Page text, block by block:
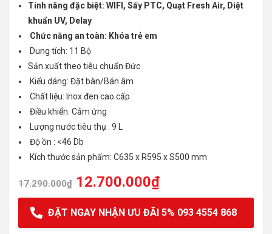
Tính năng đặc biệt: WIFI, Sấy PTC, Quạt Fresh Air, Diệt
khuẩn UV, Delay
Chức năng an toàn: Khóa trẻ em
Dung tích: 11 Bộ
Sản xuất theo tiêu chuẩn Đức
Kiểu dáng: Đặt bàn/Bán âm
Chất liệu: Inox đen cao cấp
Điều khiển: Cảm ứng
Lượng nước tiêu thụ : 9 L
Độ ồn : <46 Db
Kích thước sản phẩm: C635 x R595 x S500 mm
17.290.000₫ 12.700.000₫
ĐẶT NGAY NHẬN ƯU ĐÃI 5% 093 4554 868